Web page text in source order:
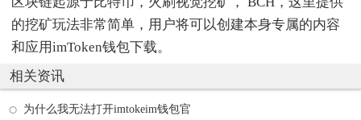
的挖矿玩法非常简单，用户将可以创建本身专属的内容
和应用imToken钱包下载。
相关资讯
为什么我无法打开imtokeim钱包官